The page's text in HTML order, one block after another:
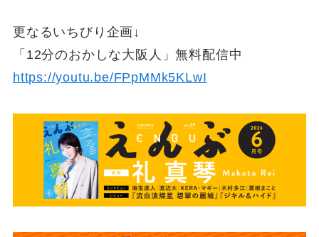
更なるいちびり企画↓
「12分のおかしな大阪人」無料配信中
https://youtu.be/FPpMMk5KLwI